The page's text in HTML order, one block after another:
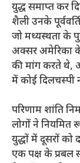
युद्ध समाप्त कर
शैली उनके
जो मध्यस्थता के
अक्सर अमेरिका
की मांग करते थे,
में कोई दिलचस्पी
परिणाम शांति
लोगों ने नियमित
युद्धों में दूसरों को
एक पक्ष के प्रबल